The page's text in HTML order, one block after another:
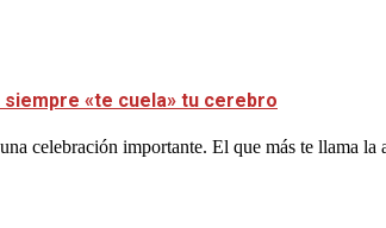
«te cuela» tu cerebro
celebración importante. El que más te llama